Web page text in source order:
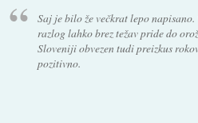
Saj je bilo že večkrat lepo
razlog lahko brez težav pride do
Sloveniji obvezen tudi preizkus
pozitivno.